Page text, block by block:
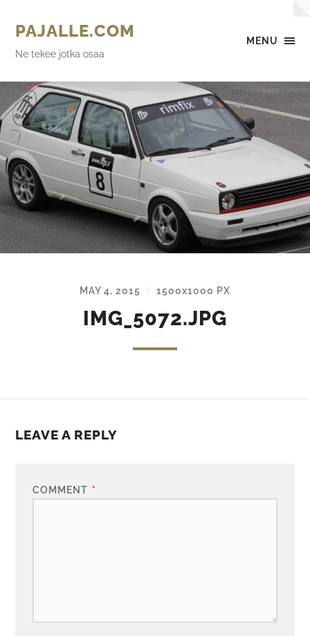
MENU
PAJALLE.COM
Ne tekee jotka osaa
MAY 4, 2015 / 1500x1000 PX
IMG_5072.JPG
LEAVE A REPLY
COMMENT *